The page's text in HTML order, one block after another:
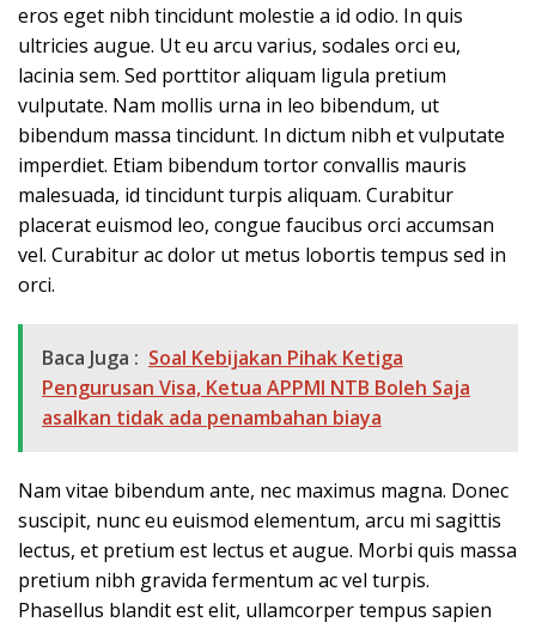
eros eget nibh tincidunt molestie a id odio. In quis
ultricies augue. Ut eu arcu varius, sodales orci eu,
lacinia sem. Sed porttitor aliquam ligula pretium
vulputate. Nam mollis urna in leo bibendum, ut
bibendum massa tincidunt. In dictum nibh et vulputate
imperdiet. Etiam bibendum tortor convallis mauris
malesuada, id tincidunt turpis aliquam. Curabitur
placerat euismod leo, congue faucibus orci accumsan
vel. Curabitur ac dolor ut metus lobortis tempus sed in
orci.
Baca Juga : Soal Kebijakan Pihak Ketiga
Pengurusan Visa, Ketua APPMI NTB Boleh Saja
asalkan tidak ada penambahan biaya
Nam vitae bibendum ante, nec maximus magna. Donec
suscipit, nunc eu euismod elementum, arcu mi sagittis
lectus, et pretium est lectus et augue. Morbi quis massa
pretium nibh gravida fermentum ac vel turpis.
Phasellus blandit est elit, ullamcorper tempus sapien